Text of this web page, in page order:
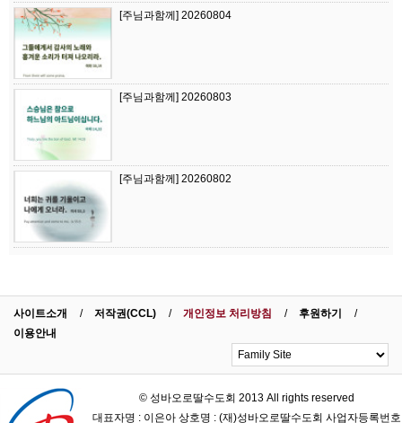
[주님과함께] 20260804
[주님과함께] 20260803
[주님과함께] 20260802
사이트소개 저작권(CCL) 개인정보 처리방침
후원하기
이용안내
© 성바오로딸수도회 2013 All rights reserved
대표자명 : 이은아 상호명 : (재)성바오로딸수도회 사업자등록번호